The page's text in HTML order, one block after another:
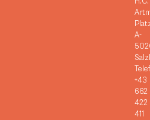
A-
+43
662
422
411